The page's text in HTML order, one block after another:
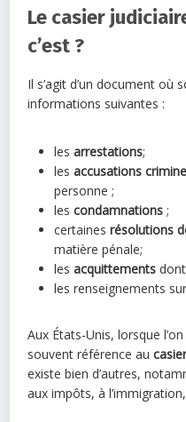
Le casier
c’est ?
Il s’agit d’un document où
informations suivantes :
lesarrestations;
lesaccusations
personne ;
lescondamnations ;
certainesrésolutions
matière pénale;
lesacquittements
les renseignements
Aux États-Unis, lorsque
souvent référence au
existe bien d’autres,
aux impôts, à